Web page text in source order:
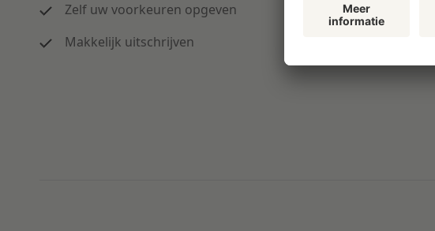
Zelf uw voorkeuren opgeven
Makkelijk uitschrijven